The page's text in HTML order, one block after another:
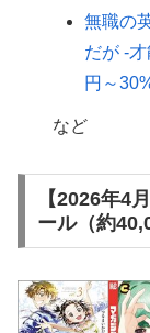
無職の
だが -
円～
など
【2026年4
ール（約